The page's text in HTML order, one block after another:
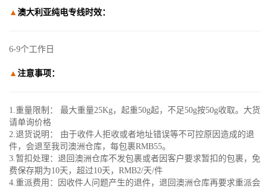
▲ 澳大利亚纯电专线时效：
6-9个工作日
▲ 注意事项：
1.重量限制： 最大重量25Kg，起重50g起，不足50g按50g收取。大货
请单询价格
2.退货说明： 由于收件人拒收或者地址错误等不可控原因造成的退
件，会退至我司澳洲仓库，每包裹RMB55。
3.暂扣处理：退回澳洲仓库不发包裹或者因客户要求暂扣的包裹，免
费保存期为10天，超过10天，RMB2/天/件
4.重派费用：因收件人问题产生的退件，退回澳洲仓库再要求重派会